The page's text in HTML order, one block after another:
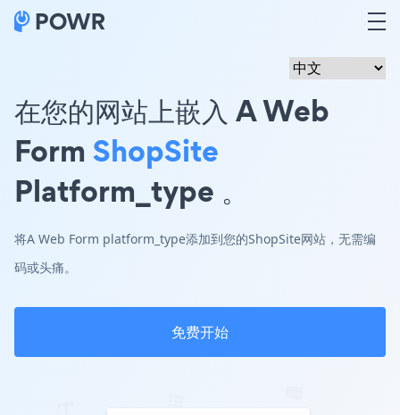
在您的网站上嵌入 A Web
Form ShopSite
Platform_type 。
将A Web Form platform_type添加到您的ShopSite网站，无需编
码或头痛。
免费开始